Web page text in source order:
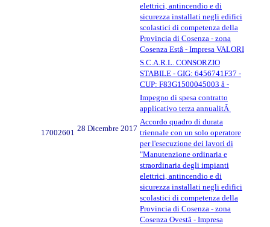
elettrici, antincendio e di
sicurezza installati negli edifici
scolastici di competenza della
Provincia di Cosenza - zona
Cosenza Estâ - Impresa VALORI
S.C.A.R.L. CONSORZIO
STABILE - GIG: 6456741F37 -
CUP: F83G1500045003 â -
Impegno di spesa contratto
applicativo terza annualitÃ
17002601 28 Dicembre 2017
Accordo quadro di durata
triennale con un solo operatore
per l'esecuzione dei lavori di
"Manutenzione ordinaria e
straordinaria degli impianti
elettrici, antincendio e di
sicurezza installati negli edifici
scolastici di competenza della
Provincia di Cosenza - zona
Cosenza Ovestâ - Impresa